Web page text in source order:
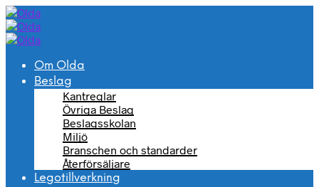
Om Olda
Beslag
Kantreglar
Övriga Beslag
Beslagsskolan
Miljö
Branschen och standarder
Återförsäljare
Legotillverkning